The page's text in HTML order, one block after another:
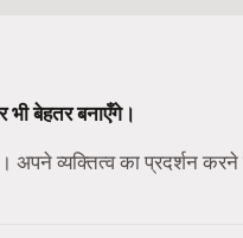
बेहतर बनाएँगे।
अपने व्यक्तित्व का प्रदर्शन